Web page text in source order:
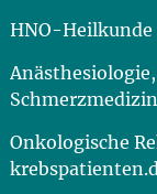
HNO-Heilkunde
Schmerzmedizin
Onkologische